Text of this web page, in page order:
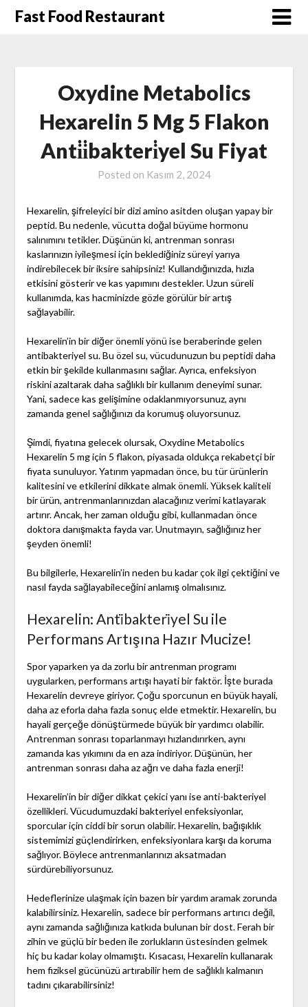
SkipFast Food Restaurant
Oxydine Metabolics
Hexarelin 5 Mg 5 Flakon
Anti̇i̇bakteri̇yel Su Fiyat
Posted on Kasım 2, 2024
Hexarelin, şifreleyici bir dizi amino asitden oluşan yapay bir
peptid. Bu nedenle, vücutta doğal büyüme hormonu
salınımını tetikler. Düşünün ki, antrenman sonrası
kaslarınızın iyileşmesi için beklediğiniz süreyi yarıya
indirebilecek bir iksire sahipsiniz! Kullandığınızda, hızla
etkisini gösterir ve kas yapımını destekler. Uzun süreli
kullanımda, kas hacminizde gözle görülür bir artış
sağlayabilir.
Hexarelin’in bir diğer önemli yönü ise beraberinde gelen
antibakteriyel su. Bu özel su, vücudunuzun bu peptidi daha
etkin bir şekilde kullanmasını sağlar. Ayrıca, enfeksiyon
riskini azaltarak daha sağlıklı bir kullanım deneyimi sunar.
Yani, sadece kas gelişimine odaklanmıyorsunuz, aynı
zamanda genel sağlığınızı da korumuş oluyorsunuz.
Şimdi, fiyatına gelecek olursak, Oxydine Metabolics
Hexarelin 5 mg için 5 flakon, piyasada oldukça rekabetçi bir
fiyata sunuluyor. Yatırım yapmadan önce, bu tür ürünlerin
kalitesini ve etkilerini dikkate almak önemli. Yüksek kaliteli
bir ürün, antrenmanlarınızdan alacağınız verimi katlayarak
artırır. Ancak, her zaman olduğu gibi, kullanmadan önce
doktora danışmakta fayda var. Unutmayın, sağlığınız her
şeyden önemli!
Bu bilgilerle, Hexarelin’in neden bu kadar çok ilgi çektiğini ve
nasıl fayda sağlayabileceğini anlamış olmalısınız.
Hexarelin: Anti̇bakteri̇yel Su ile
Performans Artışına Hazır Mucize!
Spor yaparken ya da zorlu bir antrenman programı
uygularken, performans artışı hayati bir faktör. İşte burada
Hexarelin devreye giriyor. Çoğu sporcunun en büyük hayali,
daha az eforla daha fazla sonuç elde etmektir. Hexarelin, bu
hayali gerçeğe dönüştürmede büyük bir yardımcı olabilir.
Antrenman sonrası toparlanmayı hızlandırırken, aynı
zamanda kas yıkımını da en aza indiriyor. Düşünün, her
antrenman sonrası daha az ağrı ve daha fazla enerji!
Hexarelin’in bir diğer dikkat çekici yanı ise anti-bakteriyel
özellikleri. Vücudumuzdaki bakteriyel enfeksiyonlar,
sporcular için ciddi bir sorun olabilir. Hexarelin, bağışıklık
sistemimizi güçlendirirken, enfeksiyonlara karşı da koruma
sağlıyor. Böylece antrenmanlarınızı aksatmadan
sürdürebiliyorsunuz.
Hedeflerinize ulaşmak için bazen bir yardım aramak zorunda
kalabilirsiniz. Hexarelin, sadece bir performans artırıcı değil,
aynı zamanda sağlığınıza katkıda bulunan bir dost. Ferah bir
zihin ve güçlü bir beden ile zorlukların üstesinden gelmek
hiç bu kadar kolay olmamıştı. Kısacası, Hexarelin kullanarak
hem fiziksel gücünüzü artırabilir hem de sağlıklı kalmanın
tadını çıkarabilirsiniz!